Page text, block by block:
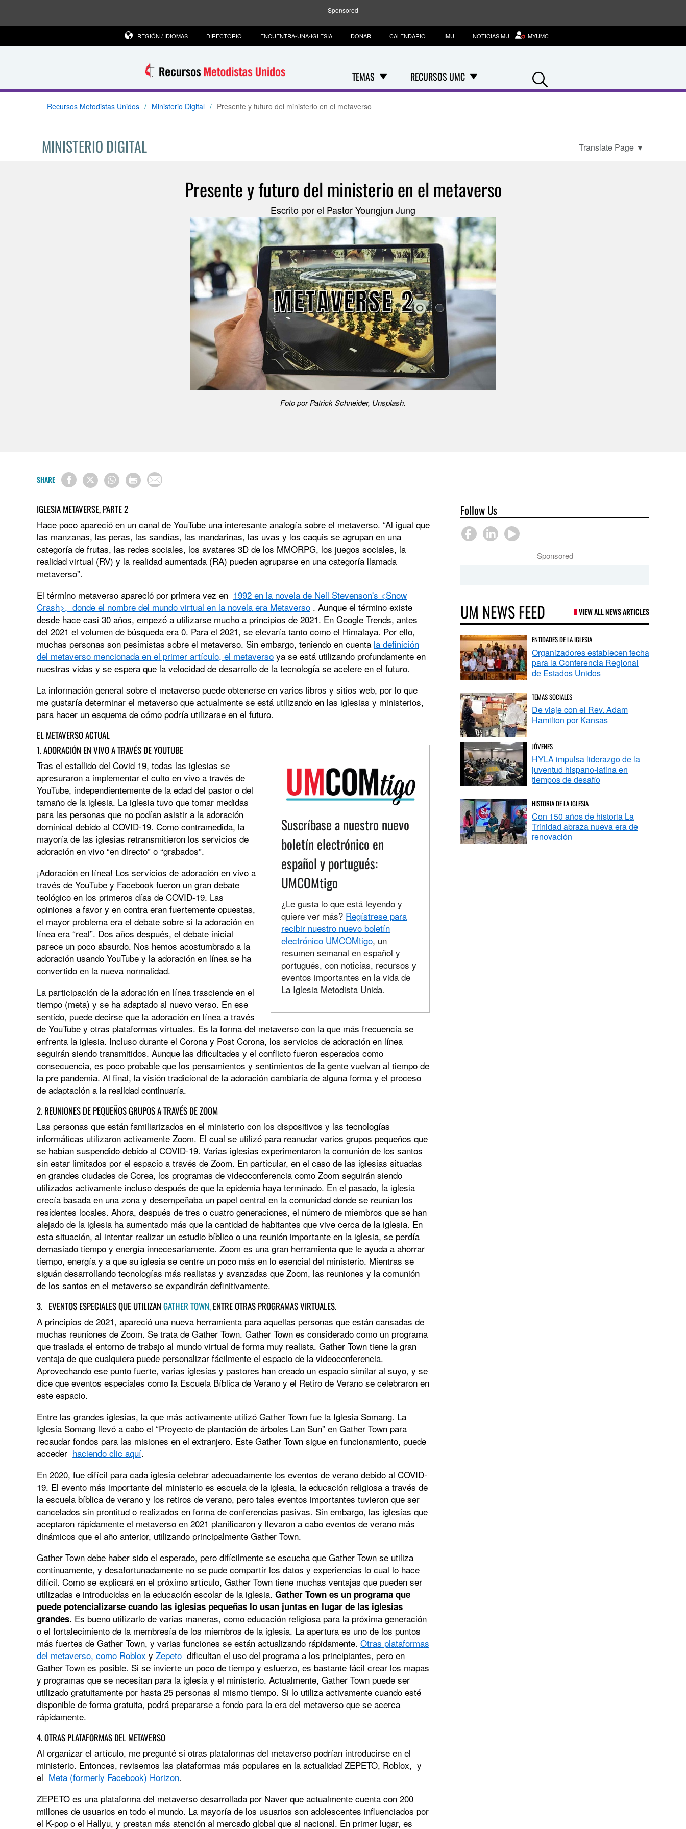
Sponsored
TEMAS RECURSOS UMC
REGIÓN / IDIOMAS DIRECTORIO ENCUENTRA-UNA-IGLESIA DONAR CALENDARIO IMU NOTICIAS MU MYUMC
Search
Recursos Metodistas Unidos Ministerio Digital Presente y futuro del ministerio en el metaverso
MINISTERIO DIGITAL Translate Page ▼
Presente y futuro del ministerio en el metaverso
Escrito por el Pastor Youngjun Jung
Foto por Patrick Schneider, Unsplash.
SHARE
IGLESIA METAVERSE, PARTE 2
Hace poco apareció en un canal de YouTube una interesante analogía sobre el metaverso. “Al igual que
las manzanas, las peras, las sandías, las mandarinas, las uvas y los caquis se agrupan en una
categoría de frutas, las redes sociales, los avatares 3D de los MMORPG, los juegos sociales, la
realidad virtual (RV) y la realidad aumentada (RA) pueden agruparse en una categoría llamada
metaverso”.
El término metaverso apareció por primera vez en 1992 en la novela de Neil Stevenson's <Snow
Crash>, donde el nombre del mundo virtual en la novela era Metaverso . Aunque el término existe
desde hace casi 30 años, empezó a utilizarse mucho a principios de 2021. En Google Trends, antes
del 2021 el volumen de búsqueda era 0. Para el 2021, se elevaría tanto como el Himalaya. Por ello,
muchas personas son pesimistas sobre el metaverso. Sin embargo, teniendo en cuenta la definición
del metaverso mencionada en el primer artículo, el metaverso ya se está utilizando profundamente en
nuestras vidas y se espera que la velocidad de desarrollo de la tecnología se acelere en el futuro.
La información general sobre el metaverso puede obtenerse en varios libros y sitios web, por lo que
me gustaría determinar el metaverso que actualmente se está utilizando en las iglesias y ministerios,
para hacer un esquema de cómo podría utilizarse en el futuro.
EL METAVERSO ACTUAL
Suscríbase a nuestro nuevo
boletín electrónico en
español y portugués:
UMCOMtigo
¿Le gusta lo que está leyendo y
quiere ver más? Regístrese para
recibir nuestro nuevo boletín
electrónico UMCOMtigo, un
resumen semanal en español y
portugués, con noticias, recursos y
eventos importantes en la vida de
La Iglesia Metodista Unida.
1. ADORACIÓN EN VIVO A TRAVÉS DE YOUTUBE
Tras el estallido del Covid 19, todas las iglesias se
apresuraron a implementar el culto en vivo a través de
YouTube, independientemente de la edad del pastor o del
tamaño de la iglesia. La iglesia tuvo que tomar medidas
para las personas que no podían asistir a la adoración
dominical debido al COVID-19. Como contramedida, la
mayoría de las iglesias retransmitieron los servicios de
adoración en vivo “en directo” o “grabados”.
¡Adoración en línea! Los servicios de adoración en vivo a
través de YouTube y Facebook fueron un gran debate
teológico en los primeros días de COVID-19. Las
opiniones a favor y en contra eran fuertemente opuestas,
el mayor problema era el debate sobre si la adoración en
línea era “real”. Dos años después, el debate inicial
parece un poco absurdo. Nos hemos acostumbrado a la
adoración usando YouTube y la adoración en línea se ha
convertido en la nueva normalidad.
La participación de la adoración en línea trasciende en el
tiempo (meta) y se ha adaptado al nuevo verso. En ese
sentido, puede decirse que la adoración en línea a través
de YouTube y otras plataformas virtuales. Es la forma del metaverso con la que más frecuencia se
enfrenta la iglesia. Incluso durante el Corona y Post Corona, los servicios de adoración en línea
seguirán siendo transmitidos. Aunque las dificultades y el conflicto fueron esperados como
consecuencia, es poco probable que los pensamientos y sentimientos de la gente vuelvan al tiempo de
la pre pandemia. Al final, la visión tradicional de la adoración cambiaria de alguna forma y el proceso
de adaptación a la realidad continuaría.
2. REUNIONES DE PEQUEÑOS GRUPOS A TRAVÉS DE ZOOM
Las personas que están familiarizados en el ministerio con los dispositivos y las tecnologías
informáticas utilizaron activamente Zoom. El cual se utilizó para reanudar varios grupos pequeños que
se habían suspendido debido al COVID-19. Varias iglesias experimentaron la comunión de los santos
sin estar limitados por el espacio a través de Zoom. En particular, en el caso de las iglesias situadas
en grandes ciudades de Corea, los programas de videoconferencia como Zoom seguirán siendo
utilizados activamente incluso después de que la epidemia haya terminado. En el pasado, la iglesia
crecía basada en una zona y desempeñaba un papel central en la comunidad donde se reunían los
residentes locales. Ahora, después de tres o cuatro generaciones, el número de miembros que se han
alejado de la iglesia ha aumentado más que la cantidad de habitantes que vive cerca de la iglesia. En
esta situación, al intentar realizar un estudio bíblico o una reunión importante en la iglesia, se perdía
demasiado tiempo y energía innecesariamente. Zoom es una gran herramienta que le ayuda a ahorrar
tiempo, energía y a que su iglesia se centre un poco más en lo esencial del ministerio. Mientras se
siguán desarrollando tecnologías más realistas y avanzadas que Zoom, las reuniones y la comunión
de los santos en el metaverso se expandirán definitivamente.
3. EVENTOS ESPECIALES QUE UTILIZAN GATHER TOWN, ENTRE OTRAS PROGRAMAS VIRTUALES.
A principios de 2021, apareció una nueva herramienta para aquellas personas que están cansadas de
muchas reuniones de Zoom. Se trata de Gather Town. Gather Town es considerado como un programa
que traslada el entorno de trabajo al mundo virtual de forma muy realista. Gather Town tiene la gran
ventaja de que cualquiera puede personalizar fácilmente el espacio de la videoconferencia.
Aprovechando ese punto fuerte, varias iglesias y pastores han creado un espacio similar al suyo, y se
dice que eventos especiales como la Escuela Bíblica de Verano y el Retiro de Verano se celebraron en
este espacio.
Entre las grandes iglesias, la que más activamente utilizó Gather Town fue la Iglesia Somang. La
Iglesia Somang llevó a cabo el “Proyecto de plantación de árboles Lan Sun” en Gather Town para
recaudar fondos para las misiones en el extranjero. Este Gather Town sigue en funcionamiento, puede
acceder haciendo clic aquí.
En 2020, fue difícil para cada iglesia celebrar adecuadamente los eventos de verano debido al COVID-
19. El evento más importante del ministerio es escuela de la iglesia, la educación religiosa a través de
la escuela bíblica de verano y los retiros de verano, pero tales eventos importantes tuvieron que ser
cancelados sin prontitud o realizados en forma de conferencias pasivas. Sin embargo, las iglesias que
aceptaron rápidamente el metaverso en 2021 planificaron y llevaron a cabo eventos de verano más
dinámicos que el año anterior, utilizando principalmente Gather Town.
Gather Town debe haber sido el esperado, pero difícilmente se escucha que Gather Town se utiliza
continuamente, y desafortunadamente no se pude compartir los datos y experiencias lo cual lo hace
difícil. Como se explicará en el próximo artículo, Gather Town tiene muchas ventajas que pueden ser
utilizadas e introducidas en la educación escolar de la iglesia. Gather Town es un programa que
puede potencializarse cuando las iglesias pequeñas lo usan juntas en lugar de las iglesias
grandes. Es bueno utilizarlo de varias maneras, como educación religiosa para la próxima generación
o el fortalecimiento de la membresía de los miembros de la iglesia. La apertura es uno de los puntos
más fuertes de Gather Town, y varias funciones se están actualizando rápidamente. Otras plataformas
del metaverso, como Roblox y Zepeto dificultan el uso del programa a los principiantes, pero en
Gather Town es posible. Si se invierte un poco de tiempo y esfuerzo, es bastante fácil crear los mapas
y programas que se necesitan para la iglesia y el ministerio. Actualmente, Gather Town puede ser
utilizado gratuitamente por hasta 25 personas al mismo tiempo. Si lo utiliza activamente cuando esté
disponible de forma gratuita, podrá prepararse a fondo para la era del metaverso que se acerca
rápidamente.
4. OTRAS PLATAFORMAS DEL METAVERSO
Al organizar el artículo, me pregunté si otras plataformas del metaverso podrían introducirse en el
ministerio. Entonces, revisemos las plataformas más populares en la actualidad ZEPETO, Roblox, y
el Meta (formerly Facebook) Horizon.
ZEPETO es una plataforma del metaverso desarrollada por Naver que actualmente cuenta con 200
millones de usuarios en todo el mundo. La mayoría de los usuarios son adolescentes influenciados por
el K-pop o el Hallyu, y prestan más atención al mercado global que al nacional. En primer lugar, es
Follow Us
Sponsored
UM NEWS FEED VIEW ALL NEWS ARTICLES
ENTIDADES DE LA IGLESIA
Organizadores establecen fecha
para la Conferencia Regional
de Estados Unidos
TEMAS SOCIALES
De viaje con el Rev. Adam
Hamilton por Kansas
JÓVENES
HYLA impulsa liderazgo de la
juventud hispano-latina en
tiempos de desafío
HISTORIA DE LA IGLESIA
Con 150 años de historia La
Trinidad abraza nueva era de
renovación